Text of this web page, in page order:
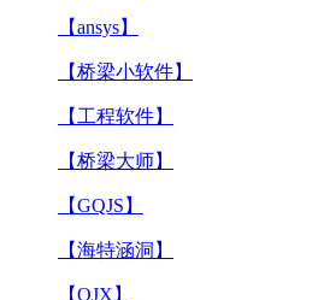
【ansys】
【桥梁小软件】
【工程软件】
【桥梁大师】
【GQJS】
【海特涵洞】
【QJX】